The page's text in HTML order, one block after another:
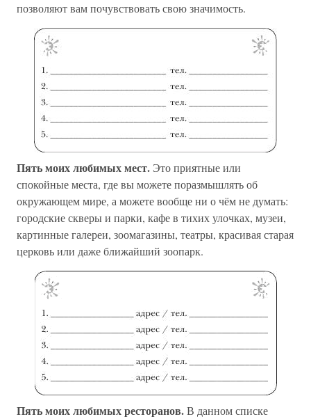
позволяют вам почувствовать свою значимость.
Пять моих любимых мест. Это приятные или
спокойные места, где вы можете поразмышлять об
окружающем мире, а можете вообще ни о чём не думать:
городские скверы и парки, кафе в тихих улочках, музеи,
картинные галереи, зоомагазины, театры, красивая старая
церковь или даже ближайший зоопарк.
Пять моих любимых ресторанов.В данном списке